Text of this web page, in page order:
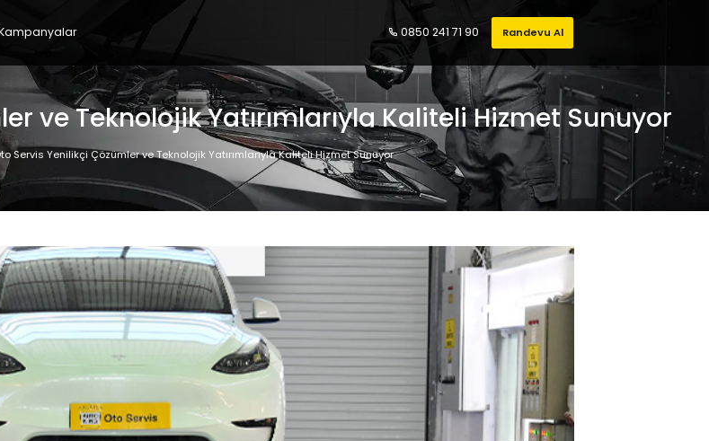
0850 241 71 90 Randevu Al
ve Teknolojik Yatırımlarıyla Kaliteli Hizmet Sunuyor
Servis Yenilikçi Çözümler ve Teknolojik Yatırımlarıyla Kaliteli Hizmet Sunuyor